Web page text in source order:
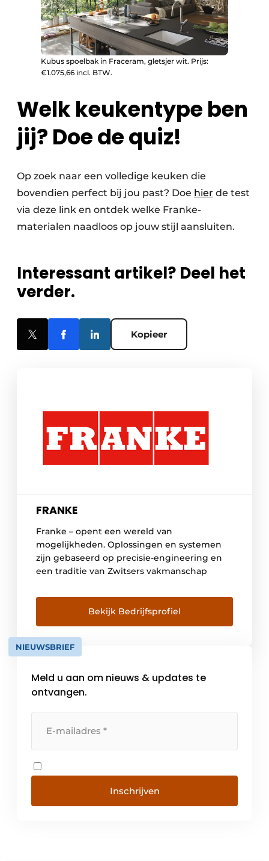
Kubus spoelbak in Fraceram, gletsjer wit. Prijs:
€1.075,66 incl. BTW.
Welk keukentype ben
jij? Doe de quiz!
Op zoek naar een volledige keuken die
bovendien perfect bij jou past? Doe hier de test
via deze link en ontdek welke Franke-
materialen naadloos op jouw stijl aansluiten.
Interessant artikel? Deel het
verder.
Kopieer
FRANKE
Franke – opent een wereld van
mogelijkheden. Oplossingen en systemen
zijn gebaseerd op precisie-engineering en
een traditie van Zwitsers vakmanschap
Bekijk Bedrijfsprofiel
NIEUWSBRIEF
Meld u aan om nieuws & updates te
ontvangen.
Inschrijven